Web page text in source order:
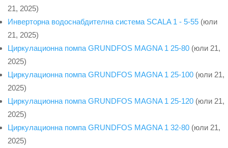
21, 2025)
Инверторна водоснабдителна система SCALA 1 - 5-55 (юли
21, 2025)
Циркулационна помпа GRUNDFOS MAGNA 1 25-80 (юли 21,
2025)
Циркулационна помпа GRUNDFOS MAGNA 1 25-100 (юли 21,
2025)
Циркулационна помпа GRUNDFOS MAGNA 1 25-120 (юли 21,
2025)
Циркулационна помпа GRUNDFOS MAGNA 1 32-80 (юли 21,
2025)